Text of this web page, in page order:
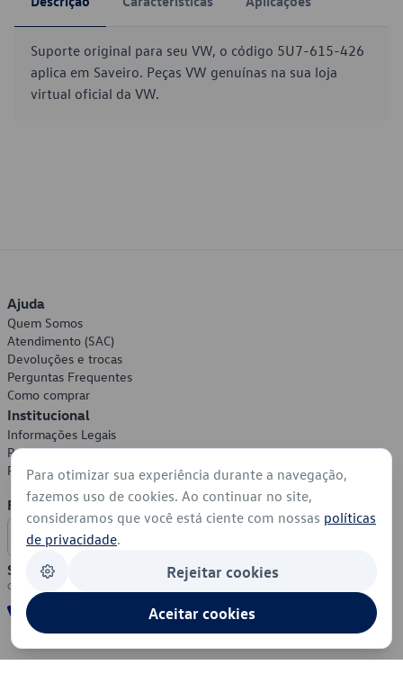
Suporte original para seu VW, o código 5U7-615-426
aplica em Saveiro. Peças VW genuínas na sua loja
virtual oficial da VW.
Ajuda
Quem Somos
Atendimento (SAC)
Devoluções e trocas
Perguntas Frequentes
Como comprar
Institucional
Informações Legais
Política de Privacidade
Política de Cookies
Formas de Pagamento
Segurança
Para otimizar sua experiência durante a navegação,
fazemos uso de cookies. Ao continuar no site,
consideramos que você está ciente com nossas políticas
de privacidade.
Rejeitar cookies
Aceitar cookies